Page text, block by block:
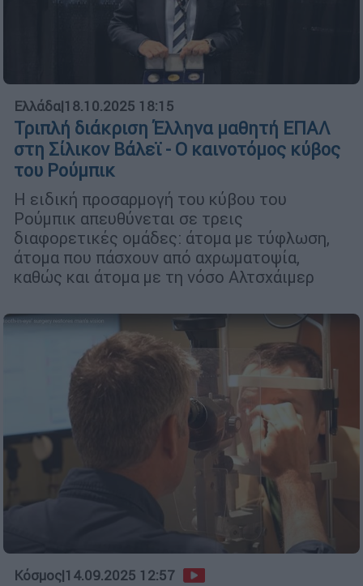
Ελλάδα|18.10.2025 18:15
Τριπλή διάκριση Έλληνα μαθητή ΕΠΑΛ
στη Σίλικον Βάλεϊ - Ο καινοτόμος κύβος
του Ρούμπικ
Η ειδική προσαρμογή του κύβου του
Ρούμπικ απευθύνεται σε τρεις
διαφορετικές ομάδες: άτομα με τύφλωση,
άτομα που πάσχουν από αχρωματοψία,
καθώς και άτομα με τη νόσο Αλτσχάιμερ
Κόσμος|14.09.2025 12:57